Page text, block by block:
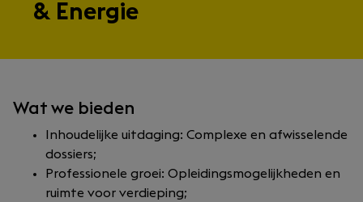
& Energie
Wat we bieden
Inhoudelijke uitdaging: Complexe en afwisselende
dossiers;
Professionele groei: Opleidingsmogelijkheden en
ruimte voor verdieping;